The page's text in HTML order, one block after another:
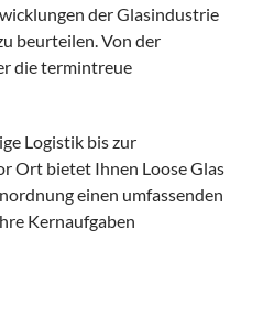
der Glasindustrie
beurteilen. Von der
die termintreue
Logistik bis zur
Ort bietet Ihnen Loose Glas
einen umfassenden
Kernaufgaben